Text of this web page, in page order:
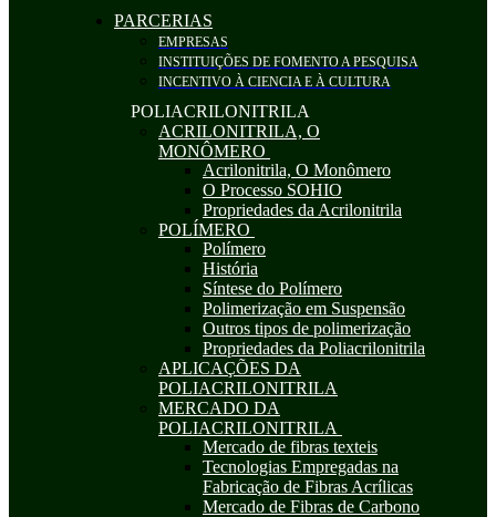
PARCERIAS
EMPRESAS
INSTITUIÇÕES DE FOMENTO A PESQUISA
INCENTIVO À CIENCIA E À CULTURA
POLIACRILONITRILA
ACRILONITRILA, O
MONÔMERO
Acrilonitrila, O Monômero
O Processo SOHIO
Propriedades da Acrilonitrila
POLÍMERO
Polímero
História
Síntese do Polímero
Polimerização em Suspensão
Outros tipos de polimerização
Propriedades da Poliacrilonitrila
APLICAÇÕES DA
POLIACRILONITRILA
MERCADO DA
POLIACRILONITRILA
Mercado de fibras texteis
Tecnologias Empregadas na
Fabricação de Fibras Acrílicas
Mercado de Fibras de Carbono